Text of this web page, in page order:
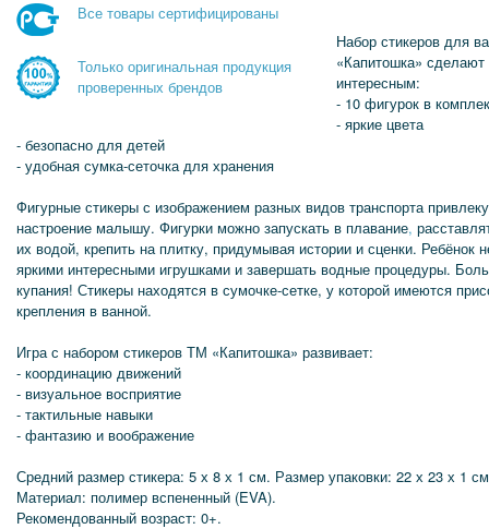
Все товары сертифицированы
Только оригинальная продукция
проверенных брендов
Набор стикеров для
«Капитошка»
интересным:
- 10 фигурок в
- яркие цвета
- безопасно для детей
- удобная сумка-сеточка для хранения
Фигурные стикеры с изображением разных видов транспорта
настроение малышу. Фигурки можно запускать в плавание,
их водой, крепить на плитку, придумывая истории и сценки. Ребёнок
яркими интересными игрушками и завершать водные процедуры.
купания! Стикеры находятся в сумочке-сетке, у которой имеются
крепления в ванной.
Игра с набором стикеров ТМ «Капитошка» развивает:
- координацию движений
- визуальное восприятие
- тактильные навыки
- фантазию и воображение
Средний размер стикера: 5 х 8 х 1 см. Размер упаковки: 22 х 23 х 1
Материал: полимер вспененный (EVA).
Рекомендованный возраст: 0+.